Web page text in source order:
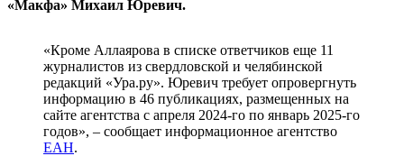
«Макфа» Михаил Юревич.
«Кроме Аллаярова в списке ответчиков еще 11
журналистов из свердловской и челябинской
редакций «Ура.ру». Юревич требует опровергнуть
информацию в 46 публикациях, размещенных на
сайте агентства с апреля 2024-го по январь 2025-го
годов», – сообщает информационное агентство
ЕАН.